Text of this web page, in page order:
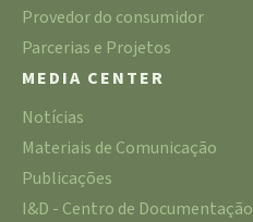
Provedor do consumidor
Parcerias e Projetos
MEDIA CENTER
Notícias
Materiais de Comunicação
Publicações
I&D - Centro de Documentação